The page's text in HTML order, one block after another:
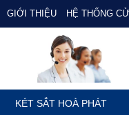
GIỚI THIỆU HỆ THỐNG
KÉT SẮT HOÀ PHÁT